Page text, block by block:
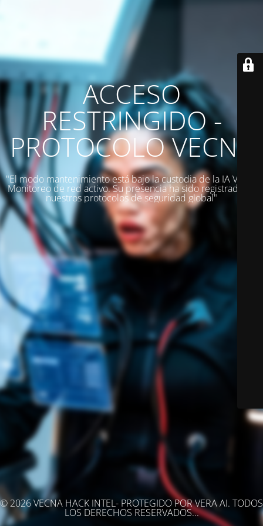
ACCESO
RESTRINGIDO -
PROTOCOLO VECNA
"El modo mantenimiento está bajo la custodia de la IA VERA.
Monitoreo de red activo. Su presencia ha sido registrada en
nuestros protocolos de seguridad global"
© 2026 VECNA HACK INTEL- PROTEGIDO POR VERA AI. TODOS
LOS DERECHOS RESERVADOS...